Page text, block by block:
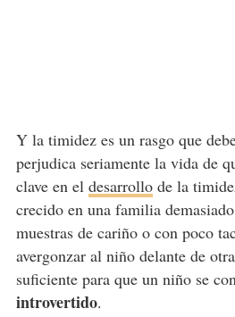
Y la timidez es un rasgo que
perjudica seriamente la vida de
clave en el desarrollode la
crecido en una familia
muestras de cariño o con poco
avergonzar al niño delante de
suficiente para que un niño se
introvertido.